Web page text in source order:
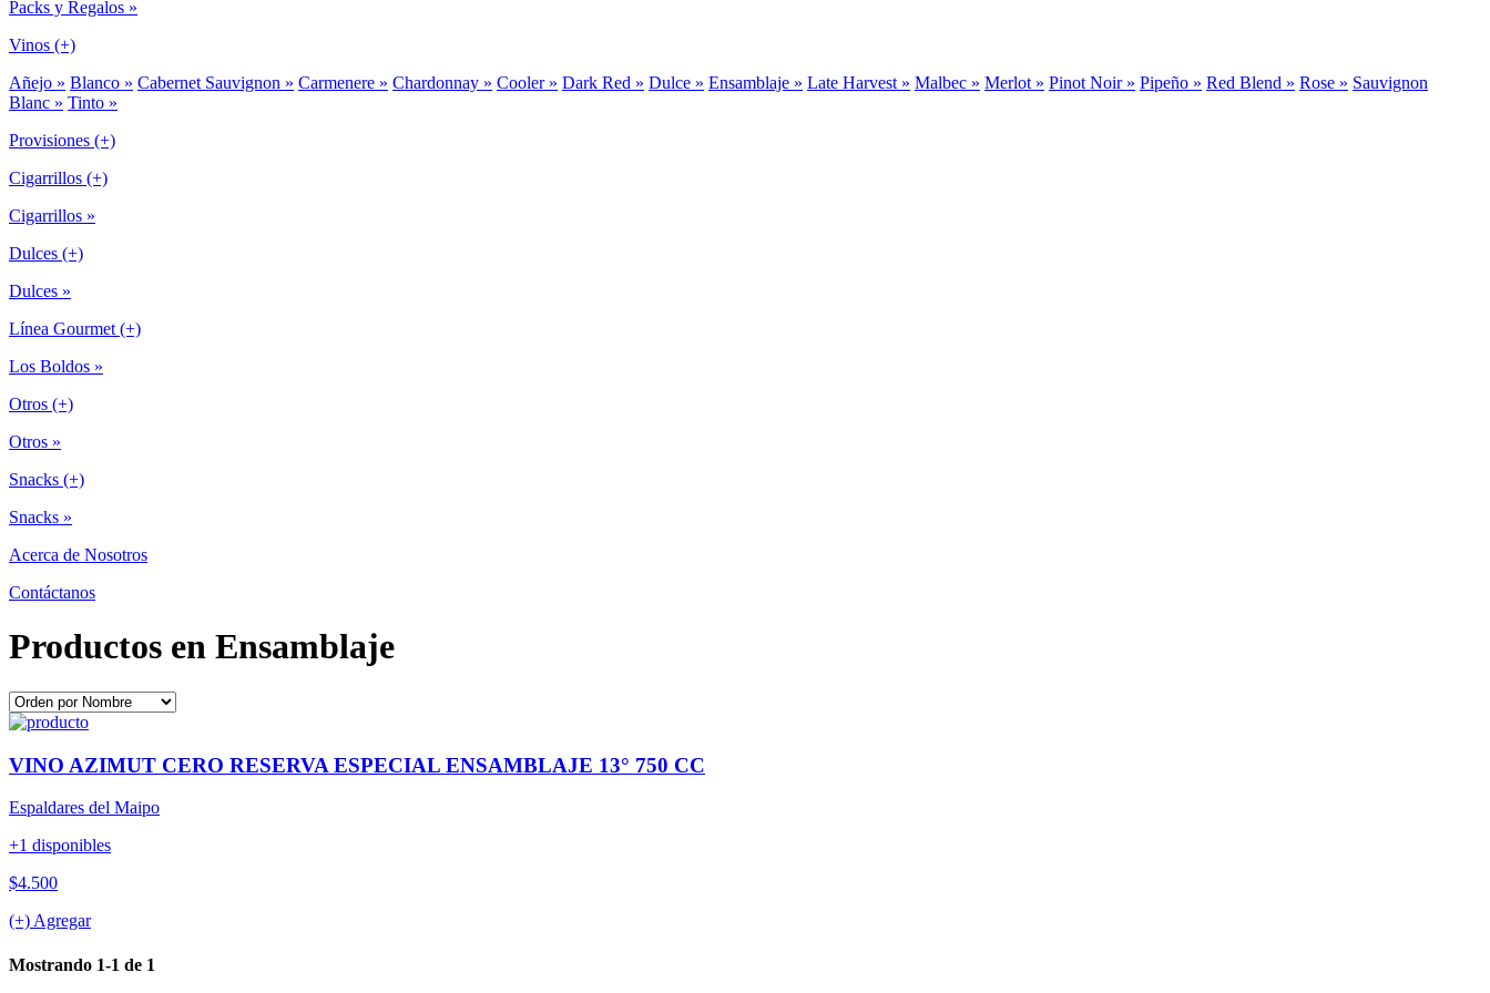
Packs y Regalos »
Vinos (+)
Añejo » Blanco » Cabernet Sauvignon » Carmenere » Chardonnay » Cooler » Dark Red » Dulce » Ensamblaje » Late Harvest » Malbec » Merlot » Pinot Noir » Pipeño » Red Blend » Rose » Sauvignon
Blanc » Tinto »
Provisiones (+)
Cigarrillos (+)
Cigarrillos »
Dulces (+)
Dulces »
Línea Gourmet (+)
Los Boldos »
Otros (+)
Otros »
Snacks (+)
Snacks »
Acerca de Nosotros
Contáctanos
Productos en Ensamblaje
VINO AZIMUT CERO RESERVA ESPECIAL ENSAMBLAJE 13° 750 CC
Espaldares del Maipo
+1 disponibles
$4.500
(+) Agregar
Mostrando 1-1 de 1